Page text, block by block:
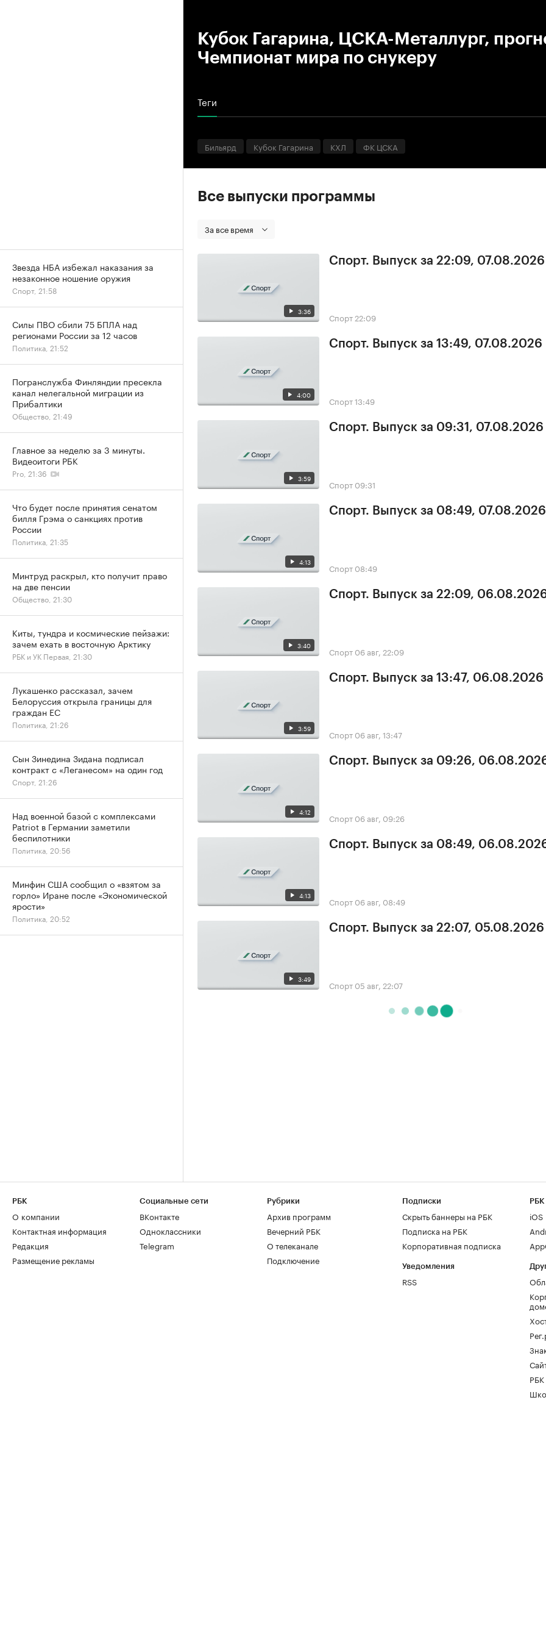
Кубок Гагарина, ЦСКА-Металлург,
Чемпионат мира по снукеру
Теги
Бильярд Кубок Гагарина КХЛ ФК ЦСКА
Все выпуски программы
За все время
3:36
Спорт. Выпуск за 22:09, 07.08.2026
Спорт 22:09
4:00
Спорт. Выпуск за 13:49, 07.08.2026
Спорт13:49
3:59
Спорт. Выпуск за 09:31, 07.08.2026
Спорт 09:31
4:13
Спорт. Выпуск за 08:49, 07.08.2026
Спорт 08:49
3:40
Спорт. Выпуск за 22:09,
Спорт 06 авг, 22:09
3:59
Спорт. Выпуск за 13:47, 06.08.2026
Спорт 06 авг, 13:47
4:12
Спорт. Выпуск за 09:26,
Спорт 06 авг, 09:26
4:13
Спорт. Выпуск за 08:49,
Спорт 06 авг, 08:49
3:49
Спорт. Выпуск за 22:07, 05.08.2026
Спорт 05 авг, 22:07
Звезда НБА избежал наказания за
незаконное ношение оружия
Спорт, 21:58
Силы ПВО сбили 75 БПЛА над
регионами России за 12 часов
Политика, 21:52
Погранслужба Финляндии пресекла
канал нелегальной миграции из
Прибалтики
Общество, 21:49
Главное за неделю за 3 минуты.
Видеоитоги РБК
Pro, 21:36
Что будет после принятия сенатом
билля Грэма о санкциях против
России
Политика, 21:35
Минтруд раскрыл, кто получит право
на две пенсии
Общество, 21:30
Киты, тундра и космические пейзажи:
зачем ехать в восточную Арктику
РБК и УК Первая, 21:30
Лукашенко рассказал, зачем
Белоруссия открыла границы для
граждан ЕС
Политика, 21:26
Сын Зинедина Зидана подписал
контракт с «Леганесом» на один год
Спорт, 21:26
Над военной базой с комплексами
Patriot в Германии заметили
беспилотники
Политика, 20:56
Минфин США сообщил о «взятом за
горло» Иране после «Экономической
ярости»
Политика, 20:52
РБК
О компании
Контактная информация
Редакция
Размещение рекламы
Социальные сети
ВКонтакте
Одноклассники
Telegram
Рубрики
Архив программ
Вечерний РБК
О телеканале
Подключение
Подписки
Скрыть баннеры на РБК
Подписка на РБК
Корпоративная подписка
Уведомления
RSS
РБК
iOS